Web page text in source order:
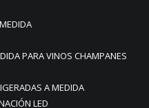
PARA VINOS CHAMPANES
A MEDIDA
LED